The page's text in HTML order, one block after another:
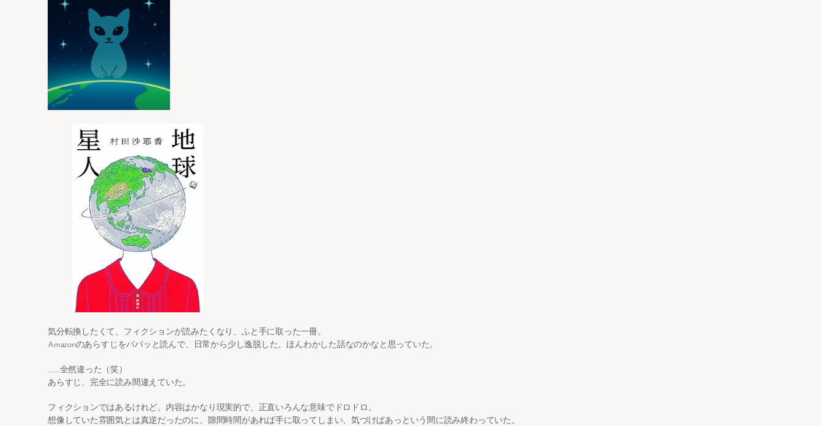
気分転換したくて、フィクションが読みたくなり、ふと手に取った一冊。
Amazonのあらすじをパパッと読んで、日常から少し逸脱した、ほんわかした話なのかなと思っていた。
……全然違った（笑）
あらすじ、完全に読み間違えていた。
フィクションではあるけれど、内容はかなり現実的で、正直いろんな意味でドロドロ。
想像していた雰囲気とは真逆だったのに、隙間時間があれば手に取ってしまい、気づけばあっという間に読み終わっていた。